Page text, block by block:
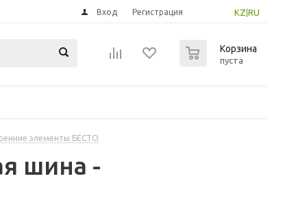
KZ RU
Вход Регистрация
Корзина
пуста
элементы БЕСТО
шина -